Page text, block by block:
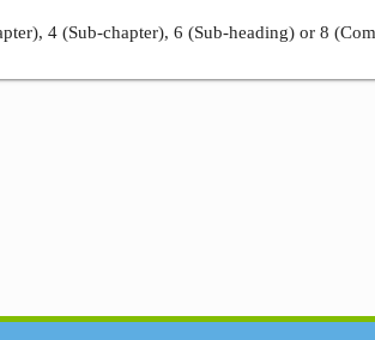
4 (Sub-chapter), 6 (Sub-heading) or 8